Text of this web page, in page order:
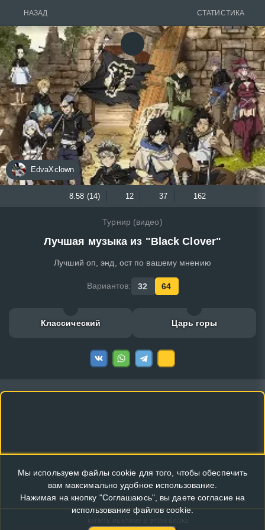
НАЗАД СТАТИСТИКА
EdvaXclown
8.58 (14) 12 37 162
Турнир (видео)
Лучшая музыка из "Black Clover"
Лучший оп, энд, ост по вашему мнению
Вариантов: 32 64
Классический Царь горы
Мы используем файлы cookie для того, чтобы обеспечить
вам максимально удобное использование.
Нажимая на кнопку "Соглашаюсь", вы даете согласие на
использование файлов cookie.